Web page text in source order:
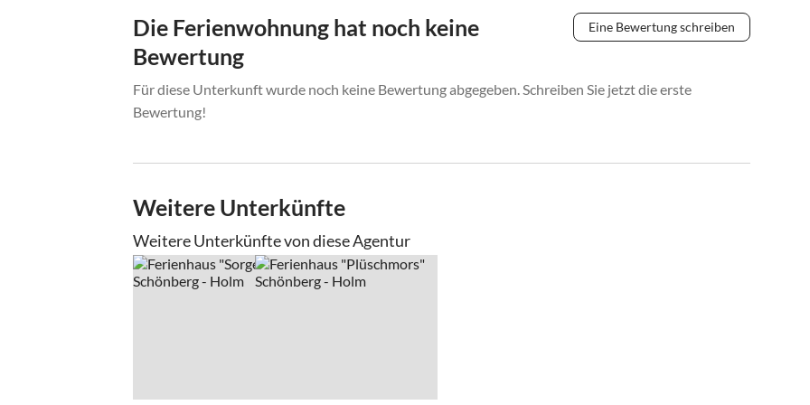
Die Ferienwohnung hat noch keine
Bewertung
Eine Bewertung schreiben
Für diese Unterkunft wurde noch keine Bewertung abgegeben. Schreiben Sie jetzt die erste
Bewertung!
Weitere Unterkünfte
Weitere Unterkünfte von diese Agentur